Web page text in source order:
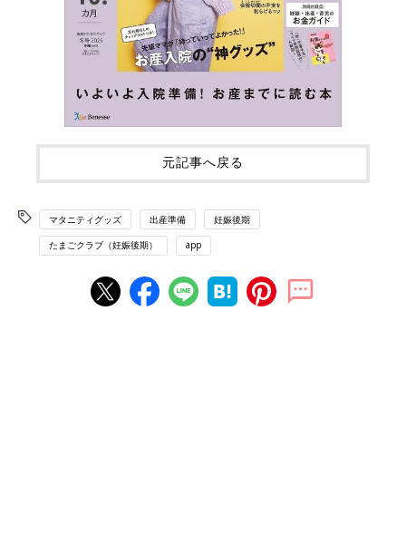
元記事へ戻る
マタニティグッズ 出産準備 妊娠後期
たまごクラブ（妊娠後期） app